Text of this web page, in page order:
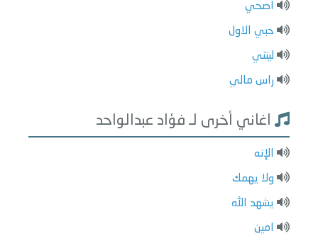
اصحي
حبي الاول
ليتني
راس مالي
اغاني أخرى لـ فؤاد عبدالواحد
الإنه
ولا يهمك
يشهد الله
امين